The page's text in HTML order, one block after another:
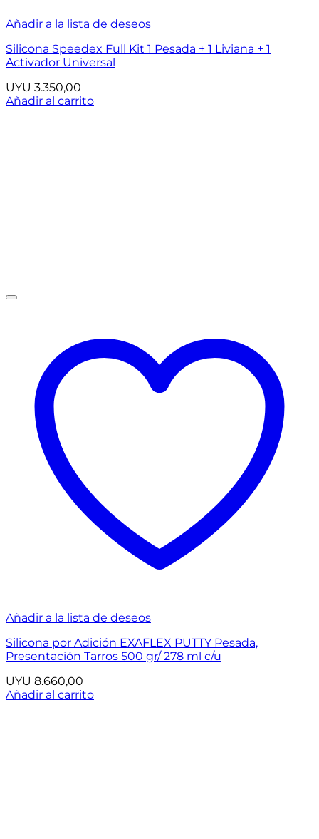
Añadir a la lista de deseos
Silicona Speedex Full Kit 1 Pesada + 1 Liviana + 1
Activador Universal
UYU 3.350,00
Añadir al carrito
Añadir a la lista de deseos
Silicona por Adición EXAFLEX PUTTY Pesada,
Presentación Tarros 500 gr/ 278 ml c/u
UYU 8.660,00
Añadir al carrito